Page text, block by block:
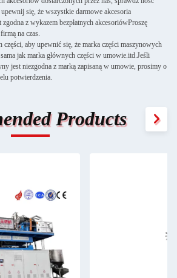
się, że wszystkie darmowe akcesoria
zgodna z wykazem bezpłatnych akcesoriówProszę
na czas.
części, aby upewnić się, że marka części maszynowych
jak marka głównych części w umowie.itd.Jeśli
jest niezgodna z marką zapisaną w umowie, prosimy o
potwierdzenia.
Products